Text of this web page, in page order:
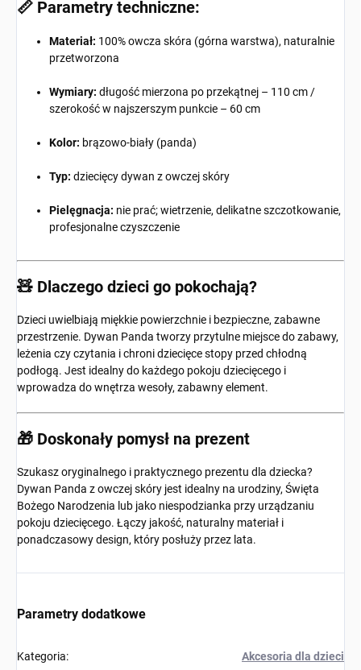
📏 Parametry techniczne:
Materiał: 100% owcza skóra (górna warstwa), naturalnie
przetworzona
Wymiary: długość mierzona po przekątnej – 110 cm /
szerokość w najszerszym punkcie – 60 cm
Kolor: brązowo-biały (panda)
Typ: dziecięcy dywan z owczej skóry
Pielęgnacja: nie prać; wietrzenie, delikatne szczotkowanie,
profesjonalne czyszczenie
🧸 Dlaczego dzieci go pokochają?
Dzieci uwielbiają miękkie powierzchnie i bezpieczne, zabawne
przestrzenie. Dywan Panda tworzy przytulne miejsce do zabawy,
leżenia czy czytania i chroni dziecięce stopy przed chłodną
podłogą. Jest idealny do każdego pokoju dziecięcego i
wprowadza do wnętrza wesoły, zabawny element.
🎁 Doskonały pomysł na prezent
Szukasz oryginalnego i praktycznego prezentu dla dziecka?
Dywan Panda z owczej skóry jest idealny na urodziny, Święta
Bożego Narodzenia lub jako niespodzianka przy urządzaniu
pokoju dziecięcego. Łączy jakość, naturalny materiał i
ponadczasowy design, który posłuży przez lata.
Parametry dodatkowe
Kategoria: Akcesoria dla dzieci